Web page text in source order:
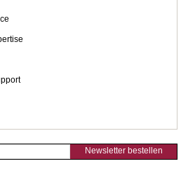
Newsletter bestellen